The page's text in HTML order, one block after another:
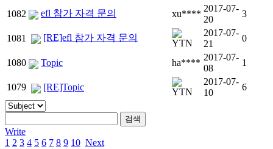
1082 efl 참가 자격 문의 xu****
2017-07-
20
3
1081 [RE]efl 참가 자격 문의
2017-07-
21
0
1080 Topic ha****
2017-07-
08
1
1079 [RE]Topic
2017-07-
10
6
Write
1 2 3 4 5 6 7 8 9 10 Next